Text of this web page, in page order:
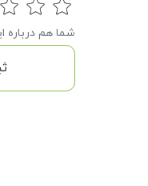
شما هم درباره